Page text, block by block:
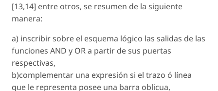
[13,14] entre otros, se resumen de la siguiente
manera:
a) inscribir sobre el esquema lógico las salidas de las
funciones AND y OR a partir de sus puertas
respectivas,
b)complementar una expresión si el trazo ó línea
que le representa posee una barra oblicua,